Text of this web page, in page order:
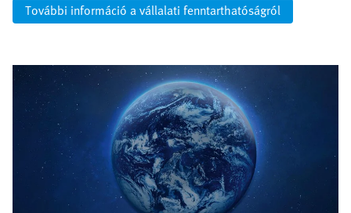
További információ a vállalati fenntarthatóságról